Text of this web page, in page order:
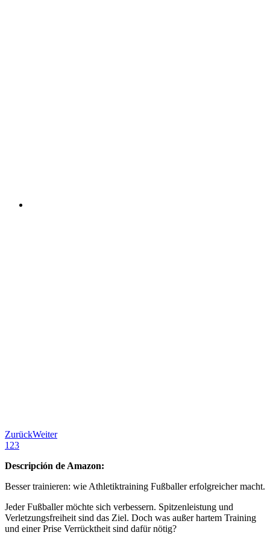
ZurückWeiter
1 23
Descripción de Amazon:
Besser trainieren: wie Athletiktraining Fußballer erfolgreicher macht.
Jeder Fußballer möchte sich verbessern. Spitzenleistung und
Verletzungsfreiheit sind das Ziel. Doch was außer hartem Training
und einer Prise Verrücktheit sind dafür nötig?